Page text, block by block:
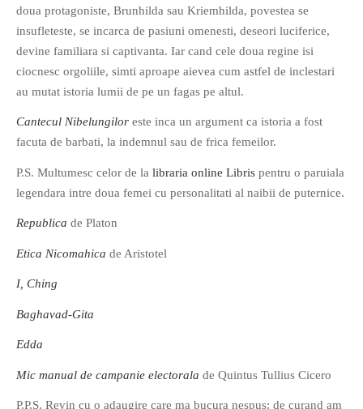
doua protagoniste, Brunhilda sau Kriemhilda, povestea se
insufleteste, se incarca de pasiuni omenesti, deseori luciferice,
devine familiara si captivanta. Iar cand cele doua regine isi
ciocnesc orgoliile, simti aproape aievea cum astfel de inclestari
au mutat istoria lumii de pe un fagas pe altul.
Cantecul Nibelungilor este inca un argument ca istoria a fost
facuta de barbati, la indemnul sau de frica femeilor.
P.S. Multumesc celor de la libraria online Libris pentru o paruiala
legendara intre doua femei cu personalitati al naibii de puternice.
Republica de Platon
Etica Nicomahica de Aristotel
I, Ching
Baghavad-Gita
Edda
Mic manual de campanie electorala de Quintus Tullius Cicero
P.P.S. Revin cu o adaugire care ma bucura nespus: de curand am